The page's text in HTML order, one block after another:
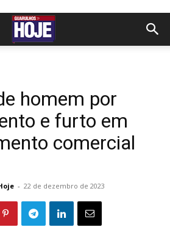
homem por
e furto em
comercial
- 22 de dezembro de 2023